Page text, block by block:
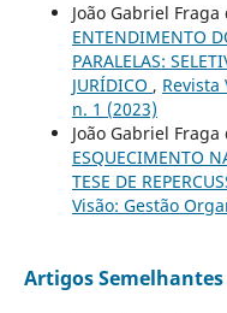
João Gabriel
ENTENDIMENTO
PARALELAS:
JURÍDICO , Revista
n. 1 (2023)
João Gabriel
ESQUECIMENTO
TESE DE
Visão: Gestão
Artigos Semelhantes